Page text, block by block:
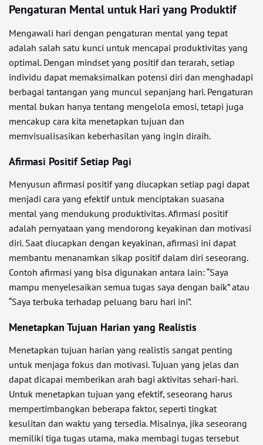
Pengaturan Mental untuk Hari yang Produktif
Mengawali hari dengan pengaturan mental yang tepat
adalah salah satu kunci untuk mencapai produktivitas yang
optimal. Dengan mindset yang positif dan terarah, setiap
individu dapat memaksimalkan potensi diri dan menghadapi
berbagai tantangan yang muncul sepanjang hari. Pengaturan
mental bukan hanya tentang mengelola emosi, tetapi juga
mencakup cara kita menetapkan tujuan dan
memvisualisasikan keberhasilan yang ingin diraih.
Afirmasi Positif Setiap Pagi
Menyusun afirmasi positif yang diucapkan setiap pagi dapat
menjadi cara yang efektif untuk menciptakan suasana
mental yang mendukung produktivitas. Afirmasi positif
adalah pernyataan yang mendorong keyakinan dan motivasi
diri. Saat diucapkan dengan keyakinan, afirmasi ini dapat
membantu menanamkan sikap positif dalam diri seseorang.
Contoh afirmasi yang bisa digunakan antara lain: “Saya
mampu menyelesaikan semua tugas saya dengan baik” atau
“Saya terbuka terhadap peluang baru hari ini”.
Menetapkan Tujuan Harian yang Realistis
Menetapkan tujuan harian yang realistis sangat penting
untuk menjaga fokus dan motivasi. Tujuan yang jelas dan
dapat dicapai memberikan arah bagi aktivitas sehari-hari.
Untuk menetapkan tujuan yang efektif, seseorang harus
mempertimbangkan beberapa faktor, seperti tingkat
kesulitan dan waktu yang tersedia. Misalnya, jika seseorang
memiliki tiga tugas utama, maka membagi tugas tersebut